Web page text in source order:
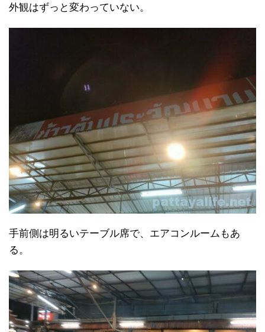
外観はずっと変わっていない。
手前側は明るいテーブル席で、エアコンルームもあ
る。